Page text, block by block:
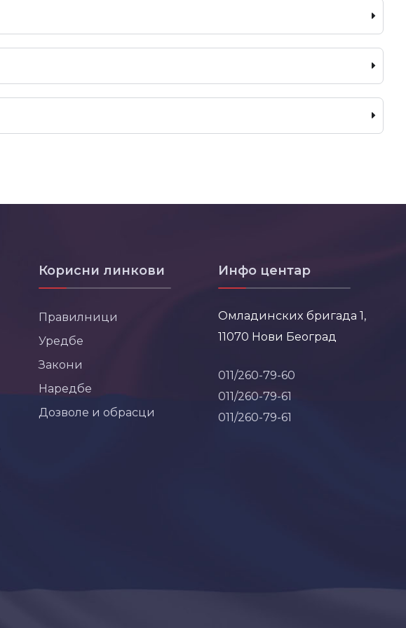
Корисни линкови
Правилници
Уредбе
Закони
Наредбе
Дозволе и обрасци
Инфо центар
Омладинских бригада 1,
11070 Нови Београд
011/260-79-60
011/260-79-61
011/260-79-61